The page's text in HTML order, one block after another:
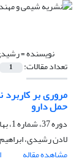
نویسنده =
تعداد مقالات: 1
مروری بر کاربرد
حمل دارو
دوره 37، شماره 1، بهار 1397، صفحه
لادن رشیدی،
مشاهده مقاله